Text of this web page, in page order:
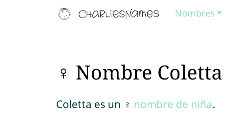
Nombres
♀ Nombre Coletta
Coletta es un ♀ nombre de niña.